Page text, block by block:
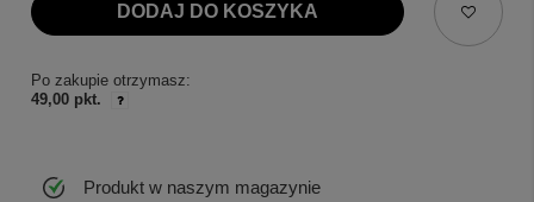
DODAJ DO KOSZYKA
Po zakupie otrzymasz:
49,00 pkt.
Produkt w naszym magazynie